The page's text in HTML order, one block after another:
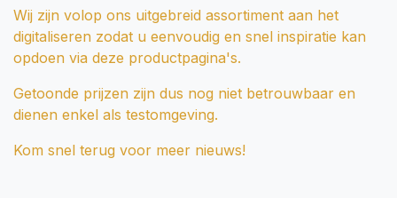
Wij zijn volop ons uitgebreid assortiment aan het
digitaliseren zodat u eenvoudig en snel inspiratie kan
opdoen via deze productpagina's.
Getoonde prijzen zijn dus nog niet betrouwbaar en
dienen enkel als testomgeving.
Kom snel terug voor meer nieuws!